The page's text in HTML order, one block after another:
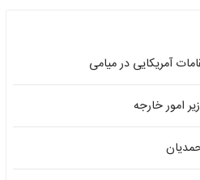
آمریکایی در میامی
امور خارجه